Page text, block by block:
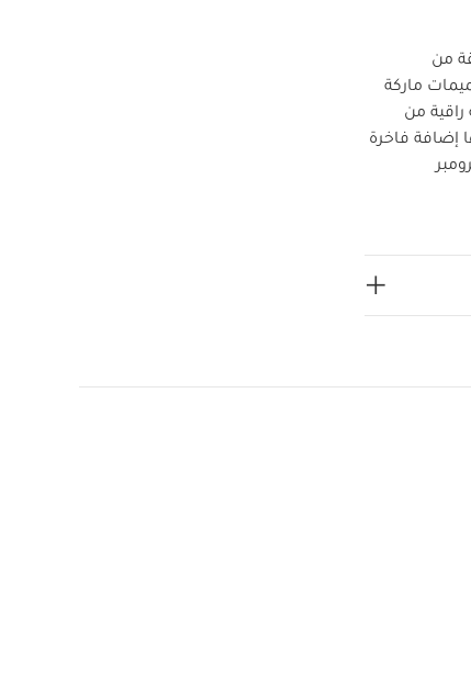
من
ماركة
عام 2023 لابتكار مجموعة راقية من
إضافة فاخرة
لمزيد من